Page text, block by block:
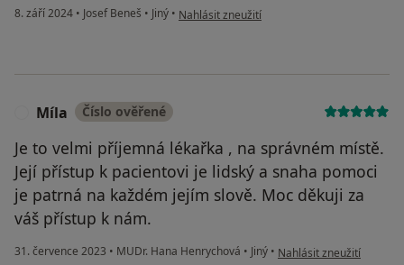
8. září 2024 • Josef Beneš • Jiný • podle názoru uživatele Harry
Nahlásit zneužití
Míla Číslo ověřené
Je to velmi příjemná lékařka , na správném místě.
Její přístup k pacientovi je lidský a snaha pomoci
je patrná na každém jejím slově. Moc děkuji za
váš přístup k nám.
31. července 2023 • MUDr. Hana Henrychová • Jiný • podle názoru uživatele
Nahlásit zneužití